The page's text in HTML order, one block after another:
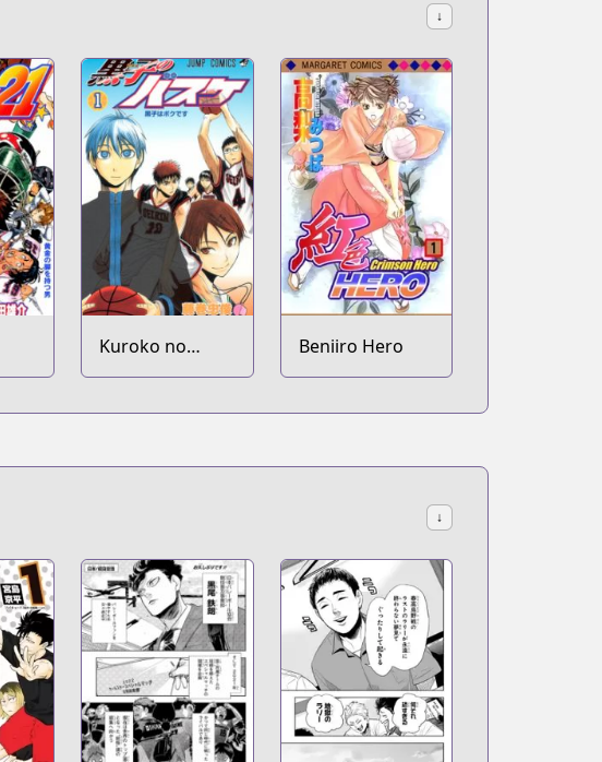
↓
Kuroko no
Basket
Beniiro Hero
↓